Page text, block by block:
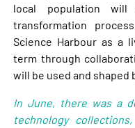
local population
transformation
Science Harbour as a
term through
will be used and shaped
In June, there was a
technology